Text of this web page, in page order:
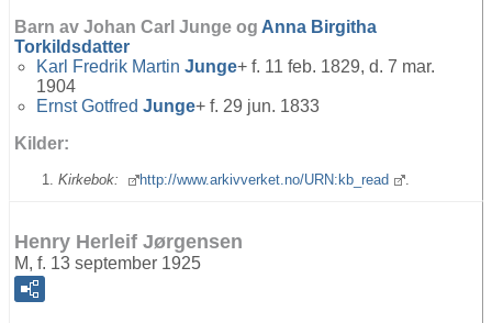
Barn av Johan Carl Junge og Anna Birgitha
Torkildsdatter
Karl Fredrik Martin Junge+ f. 11 feb. 1829, d. 7 mar.
1904
Ernst Gotfred Junge+ f. 29 jun. 1833
Kilder:
Kirkebok: http://www.arkivverket.no/URN:kb_read
Henry Herleif Jørgensen
M, f. 13 september 1925